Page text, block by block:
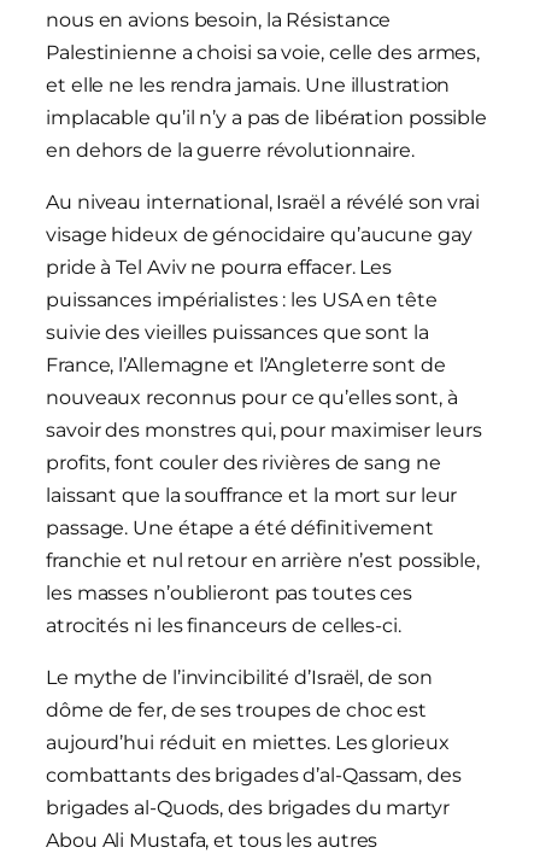
nous en avions besoin, la Résistance
Palestinienne a choisi sa voie, celle des armes,
et elle ne les rendra jamais. Une illustration
implacable qu’il n’y a pas de libération possible
en dehors de la guerre révolutionnaire.
Au niveau international, Israël a révélé son vrai
visage hideux de génocidaire qu’aucune gay
pride à Tel Aviv ne pourra effacer. Les
puissances impérialistes : les USA en tête
suivie des vieilles puissances que sont la
France, l’Allemagne et l’Angleterre sont de
nouveaux reconnus pour ce qu’elles sont, à
savoir des monstres qui, pour maximiser leurs
profits, font couler des rivières de sang ne
laissant que la souffrance et la mort sur leur
passage. Une étape a été définitivement
franchie et nul retour en arrière n’est possible,
les masses n’oublieront pas toutes ces
atrocités ni les financeurs de celles-ci.
Le mythe de l’invincibilité d’Israël, de son
dôme de fer, de ses troupes de choc est
aujourd’hui réduit en miettes. Les glorieux
combattants des brigades d’al-Qassam, des
brigades al-Quods, des brigades du martyr
Abou Ali Mustafa, et tous les autres